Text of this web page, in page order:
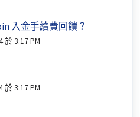
入金手續費回饋？
於 3:17 PM
於 3:17 PM